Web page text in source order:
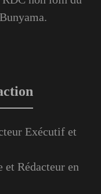
Exécutif et
et Rédacteur en